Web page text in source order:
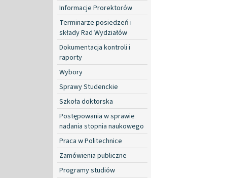
Informacje Prorektorów
Terminarze posiedzeń i
składy Rad Wydziałów
Dokumentacja kontroli i
raporty
Wybory
Sprawy Studenckie
Szkoła doktorska
Postępowania w sprawie
nadania stopnia naukowego
Praca w Politechnice
Zamówienia publiczne
Programy studiów